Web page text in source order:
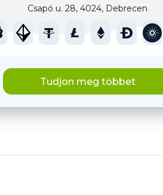
Csapó u. 28, 4024, Debrecen
Tudjon meg többet